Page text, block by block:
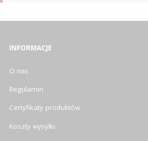
INFORMACJE
O nas
Regulamin
Certyfikaty produktów
Koszty wysyłki